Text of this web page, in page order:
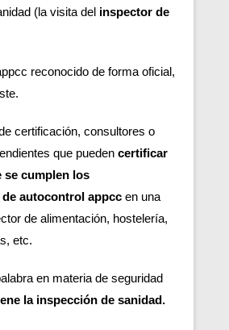
(la visita del inspector de
reconocido de forma oficial,
certificación, consultores o
que pueden certificar
se cumplen los
autocontrol appcc en una
de alimentación, hostelería,
etc.
en materia de seguridad
la inspección de sanidad.